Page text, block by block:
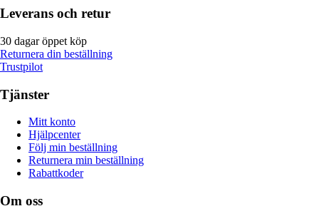
Leverans och retur
30 dagar öppet köp
Returnera din beställning
Trustpilot
Tjänster
Mitt konto
Hjälpcenter
Följ min beställning
Returnera min beställning
Rabattkoder
Om oss